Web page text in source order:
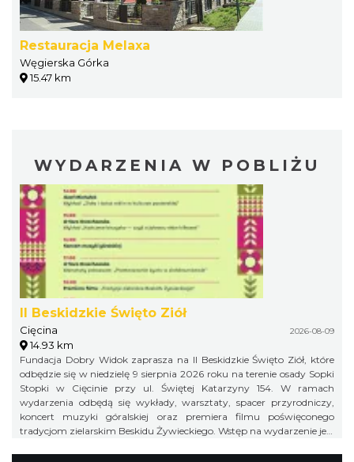
Restauracja Melaxa
Węgierska Górka
15.47 km
WYDARZENIA W POBLIŻU
II Beskidzkie Święto Ziół
Cięcina 2026-08-09
14.93 km
Fundacja Dobry Widok zaprasza na II Beskidzkie Święto Ziół, które
odbędzie się w niedzielę 9 sierpnia 2026 roku na terenie osady Sopki
Stopki w Cięcinie przy ul. Świętej Katarzyny 154. W ramach
wydarzenia odbędą się wykłady, warsztaty, spacer przyrodniczy,
koncert muzyki góralskiej oraz premiera filmu poświęconego
tradycjom zielarskim Beskidu Żywieckiego. Wstęp na wydarzenie jest